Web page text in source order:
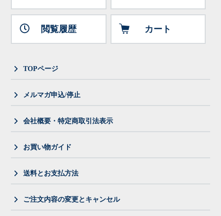
閲覧履歴 カート
TOPページ
メルマガ申込/停止
会社概要・特定商取引法表示
お買い物ガイド
送料とお支払方法
ご注文内容の変更とキャンセル